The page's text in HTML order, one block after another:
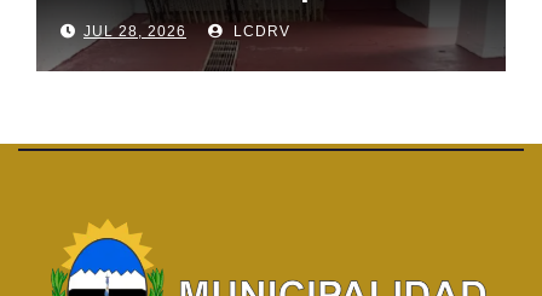
JUL 28, 2026 LCDRV